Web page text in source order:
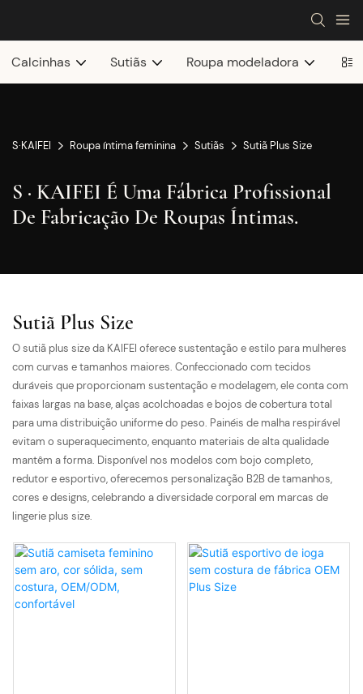
Calcinhas Sutiãs Roupa modeladora
S·KAIFEI Roupa íntima feminina Sutiãs Sutiã Plus Size
S · KAIFEI É Uma Fábrica Profissional
De Fabricação De Roupas Íntimas.
Sutiã Plus Size
O sutiã plus size da KAIFEI oferece sustentação e estilo para mulheres
com curvas e tamanhos maiores. Confeccionado com tecidos
duráveis ​​que proporcionam sustentação e modelagem, ele conta com
faixas largas na base, alças acolchoadas e bojos de cobertura total
para uma distribuição uniforme do peso. Painéis de malha respirável
evitam o superaquecimento, enquanto materiais de alta qualidade
mantêm a forma. Disponível nos modelos com bojo completo,
redutor e esportivo, oferecemos personalização B2B de tamanhos,
cores e designs, celebrando a diversidade corporal em marcas de
lingerie plus size.